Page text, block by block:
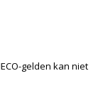
gelden kan niet